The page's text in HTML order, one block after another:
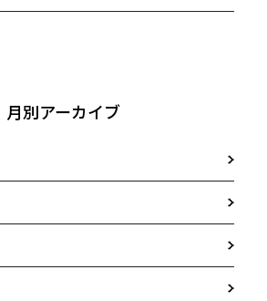
月別アーカイブ